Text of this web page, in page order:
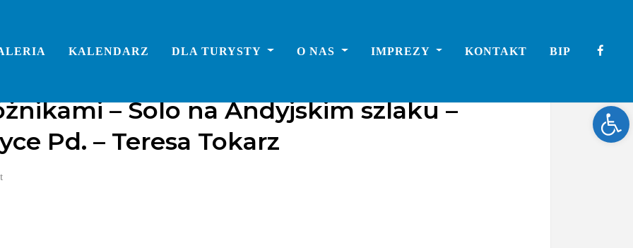
KALENDARZ DLA TURYSTY O NAS IMPREZY KONTAKT BIP
– Solo na Andyjskim szlaku –
Pd. – Teresa Tokarz